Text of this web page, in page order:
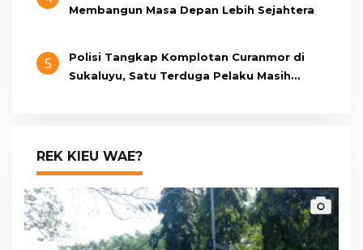
Membangun Masa Depan Lebih Sejahtera
5
Polisi Tangkap Komplotan Curanmor di
Sukaluyu, Satu Terduga Pelaku Masih
REK KIEU WAE?